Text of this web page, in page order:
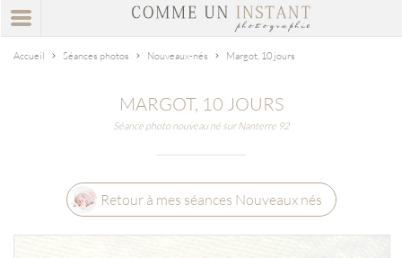
Accueil Séances photos Nouveaux-nés Margot, 10 jours
MARGOT, 10 JOURS
Séance photo nouveau né sur Nanterre 92
Retour à mes séances Nouveaux nés